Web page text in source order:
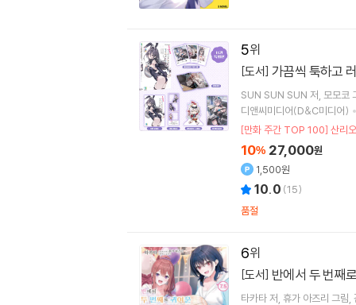
5
[도서] 가끔씩 툭하고
SUN SUN SUN 저 모모코
디앤씨미디어(D&C미디어)
[만화 주간 TOP 100] 산리
10% 27,000원
1,500원
10.0 (15)
품절
6
[도서] 반에서 두 번째
타카타저 휴가 아즈리 그림